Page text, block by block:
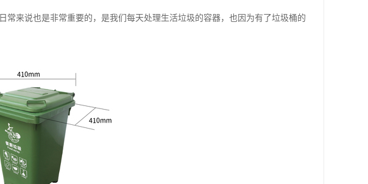
来说也是非常重要的，是我们每天处理生活垃圾的容器，也因为有了垃圾桶的